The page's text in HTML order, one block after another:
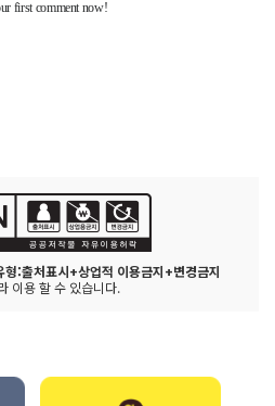
형:출처표시+상업적 이용금지+변경금지
이용 할 수 있습니다.